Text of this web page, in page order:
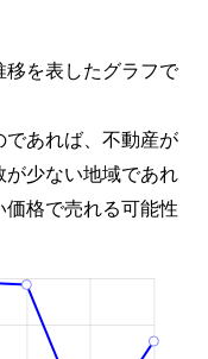
を表したグラフで
あれば、不動産が
少ない地域であれ
格で売れる可能性